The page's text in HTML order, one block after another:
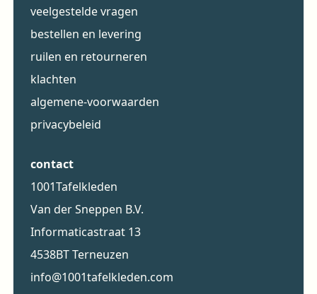
veelgestelde vragen
bestellen en levering
ruilen en retourneren
klachten
algemene-voorwaarden
privacybeleid
contact
1001Tafelkleden
Van der Sneppen B.V.
Informaticastraat 13
4538BT Terneuzen
info@1001tafelkleden.com